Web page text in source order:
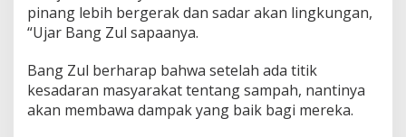
pinang lebih bergerak dan sadar akan lingkungan,
“Ujar Bang Zul sapaanya.
Bang Zul berharap bahwa setelah ada titik
kesadaran masyarakat tentang sampah, nantinya
akan membawa dampak yang baik bagi mereka.